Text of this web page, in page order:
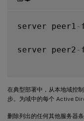
server peer1 -
server peer2 -
在典型部署中，从本地域控
步。为域中的每个 Active
删除列出的任何其他服务器